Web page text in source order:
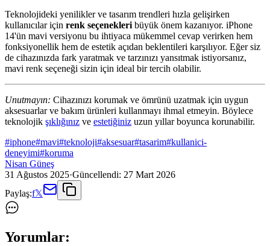
Teknolojideki yenilikler ve tasarım trendleri hızla gelişirken
kullanıcılar için renk seçenekleri büyük önem kazanıyor. iPhone
14'ün mavi versiyonu bu ihtiyaca mükemmel cevap verirken hem
fonksiyonellik hem de estetik açıdan beklentileri karşılıyor. Eğer siz
de cihazınızda fark yaratmak ve tarzınızı yansıtmak istiyorsanız,
mavi renk seçeneği sizin için ideal bir tercih olabilir.
Unutmayın: Cihazınızı korumak ve ömrünü uzatmak için uygun
aksesuarlar ve bakım ürünleri kullanmayı ihmal etmeyin. Böylece
teknolojik şıklığınız ve estetiğiniz uzun yıllar boyunca korunabilir.
#iphone#mavi#teknoloji#aksesuar#tasarim#kullanici-
deneyimi#koruma
Nisan Güneş
31 Ağustos 2025·Güncellendi: 27 Mart 2026
Paylaş:f𝕏
Yorumlar: